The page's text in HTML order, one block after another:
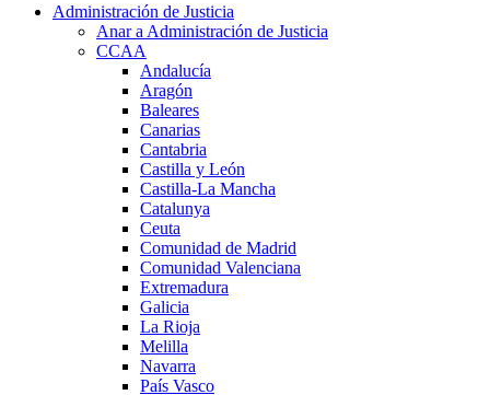
Administración de Justicia
Anar a Administración de Justicia
CCAA
Andalucía
Aragón
Baleares
Canarias
Cantabria
Castilla y León
Castilla-La Mancha
Catalunya
Ceuta
Comunidad de Madrid
Comunidad Valenciana
Extremadura
Galicia
La Rioja
Melilla
Navarra
País Vasco